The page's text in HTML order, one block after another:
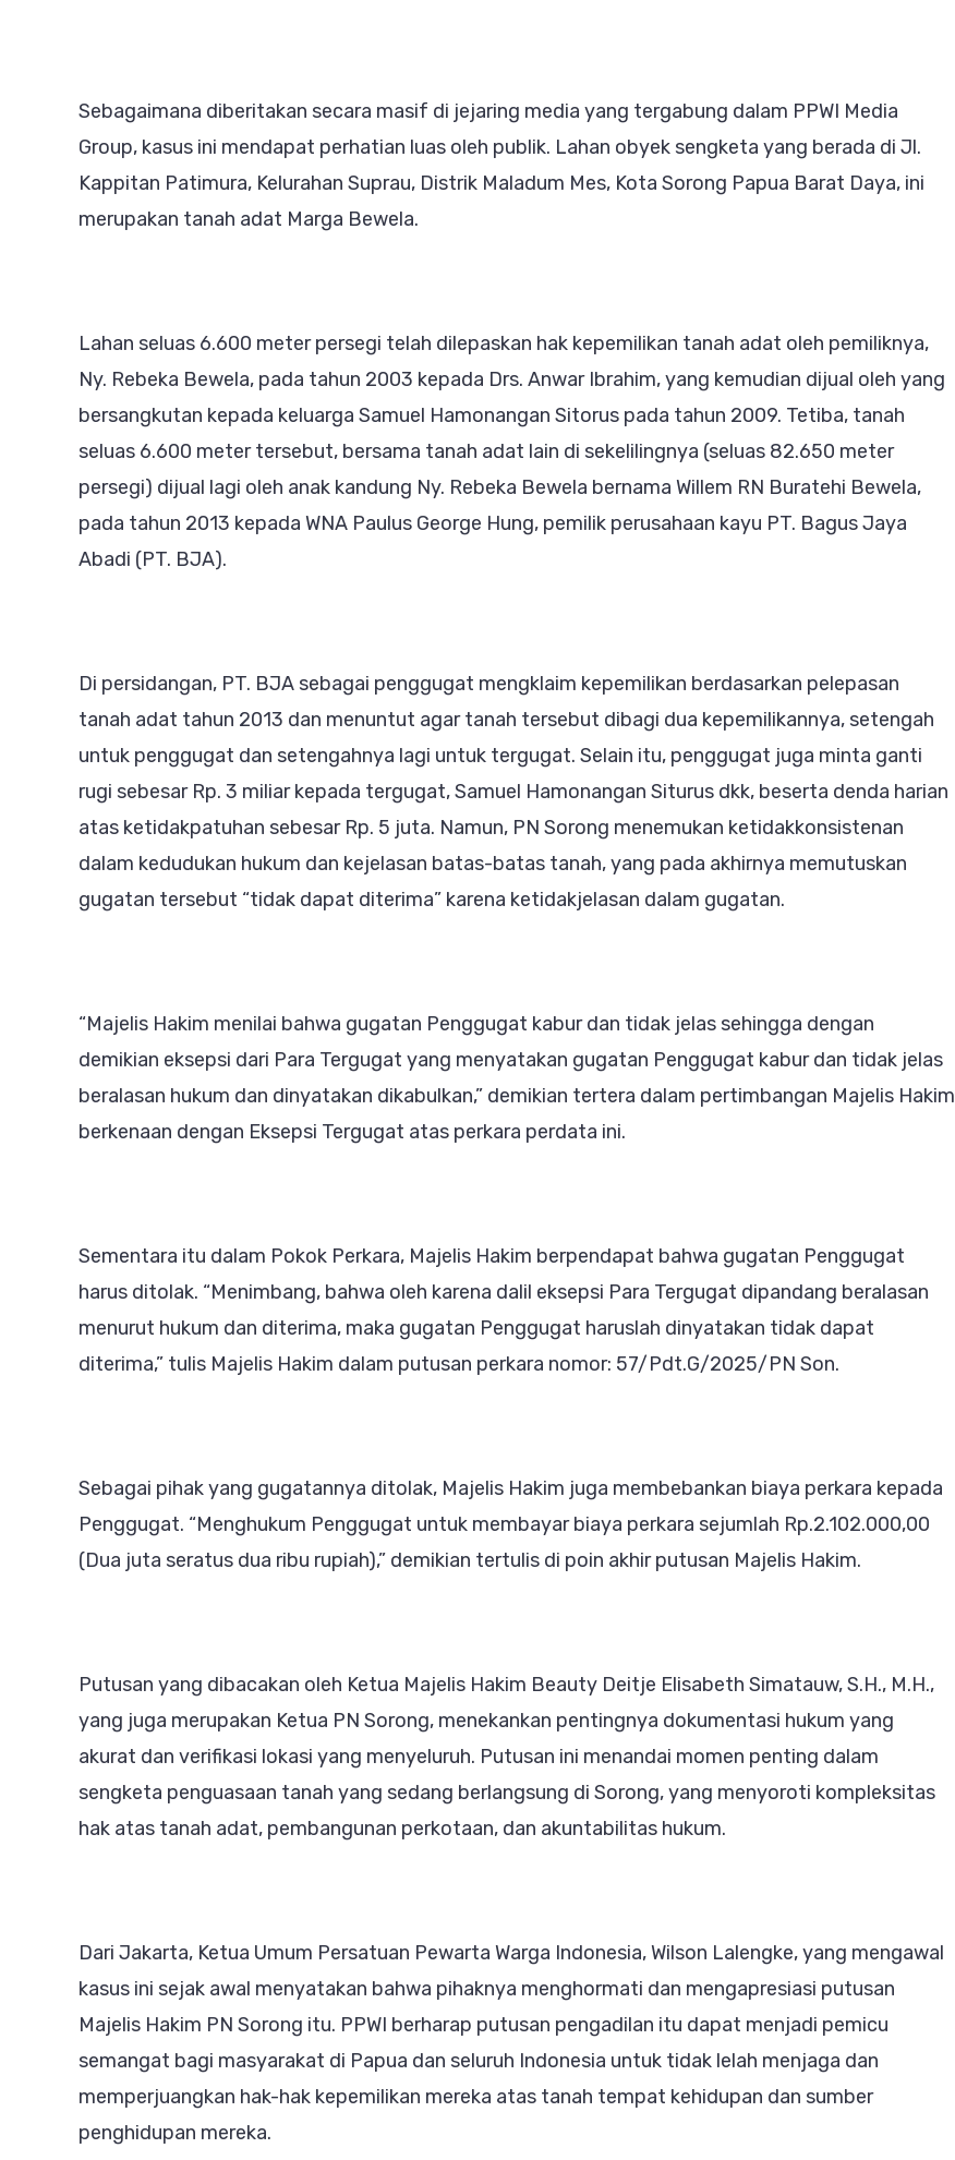
Sebagaimana diberitakan secara masif di jejaring media yang tergabung dalam PPWI Media
Group, kasus ini mendapat perhatian luas oleh publik. Lahan obyek sengketa yang berada di Jl.
Kappitan Patimura, Kelurahan Suprau, Distrik Maladum Mes, Kota Sorong Papua Barat Daya, ini
merupakan tanah adat Marga Bewela.
Lahan seluas 6.600 meter persegi telah dilepaskan hak kepemilikan tanah adat oleh pemiliknya,
Ny. Rebeka Bewela, pada tahun 2003 kepada Drs. Anwar Ibrahim, yang kemudian dijual oleh yang
bersangkutan kepada keluarga Samuel Hamonangan Sitorus pada tahun 2009. Tetiba, tanah
seluas 6.600 meter tersebut, bersama tanah adat lain di sekelilingnya (seluas 82.650 meter
persegi) dijual lagi oleh anak kandung Ny. Rebeka Bewela bernama Willem RN Buratehi Bewela,
pada tahun 2013 kepada WNA Paulus George Hung, pemilik perusahaan kayu PT. Bagus Jaya
Abadi (PT. BJA).
Di persidangan, PT. BJA sebagai penggugat mengklaim kepemilikan berdasarkan pelepasan
tanah adat tahun 2013 dan menuntut agar tanah tersebut dibagi dua kepemilikannya, setengah
untuk penggugat dan setengahnya lagi untuk tergugat. Selain itu, penggugat juga minta ganti
rugi sebesar Rp. 3 miliar kepada tergugat, Samuel Hamonangan Siturus dkk, beserta denda harian
atas ketidakpatuhan sebesar Rp. 5 juta. Namun, PN Sorong menemukan ketidakkonsistenan
dalam kedudukan hukum dan kejelasan batas-batas tanah, yang pada akhirnya memutuskan
gugatan tersebut “tidak dapat diterima” karena ketidakjelasan dalam gugatan.
“Majelis Hakim menilai bahwa gugatan Penggugat kabur dan tidak jelas sehingga dengan
demikian eksepsi dari Para Tergugat yang menyatakan gugatan Penggugat kabur dan tidak jelas
beralasan hukum dan dinyatakan dikabulkan,” demikian tertera dalam pertimbangan Majelis Hakim
berkenaan dengan Eksepsi Tergugat atas perkara perdata ini.
Sementara itu dalam Pokok Perkara, Majelis Hakim berpendapat bahwa gugatan Penggugat
harus ditolak. “Menimbang, bahwa oleh karena dalil eksepsi Para Tergugat dipandang beralasan
menurut hukum dan diterima, maka gugatan Penggugat haruslah dinyatakan tidak dapat
diterima,” tulis Majelis Hakim dalam putusan perkara nomor: 57/Pdt.G/2025/PN Son.
Sebagai pihak yang gugatannya ditolak, Majelis Hakim juga membebankan biaya perkara kepada
Penggugat. “Menghukum Penggugat untuk membayar biaya perkara sejumlah Rp.2.102.000,00
(Dua juta seratus dua ribu rupiah),” demikian tertulis di poin akhir putusan Majelis Hakim.
Putusan yang dibacakan oleh Ketua Majelis Hakim Beauty Deitje Elisabeth Simatauw, S.H., M.H.,
yang juga merupakan Ketua PN Sorong, menekankan pentingnya dokumentasi hukum yang
akurat dan verifikasi lokasi yang menyeluruh. Putusan ini menandai momen penting dalam
sengketa penguasaan tanah yang sedang berlangsung di Sorong, yang menyoroti kompleksitas
hak atas tanah adat, pembangunan perkotaan, dan akuntabilitas hukum.
Dari Jakarta, Ketua Umum Persatuan Pewarta Warga Indonesia, Wilson Lalengke, yang mengawal
kasus ini sejak awal menyatakan bahwa pihaknya menghormati dan mengapresiasi putusan
Majelis Hakim PN Sorong itu. PPWI berharap putusan pengadilan itu dapat menjadi pemicu
semangat bagi masyarakat di Papua dan seluruh Indonesia untuk tidak lelah menjaga dan
memperjuangkan hak-hak kepemilikan mereka atas tanah tempat kehidupan dan sumber
penghidupan mereka.